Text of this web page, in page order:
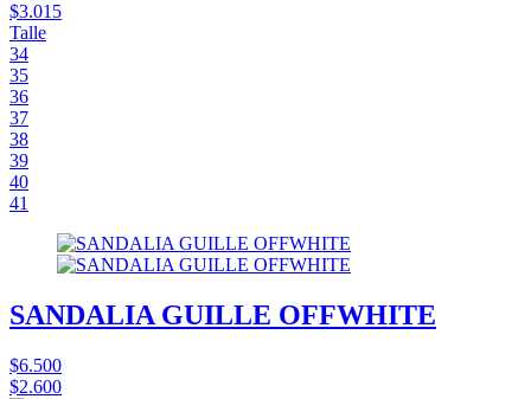
$3.015
Talle
34
35
36
37
38
39
40
41
SANDALIA GUILLE OFFWHITE
$6.500
$2.600